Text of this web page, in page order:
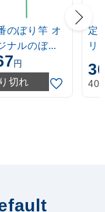
のぼり竿 オ
ナルのぼり
ル 1.6～3m
式 緑
円
切れ
定
リ
ポ
伸
403